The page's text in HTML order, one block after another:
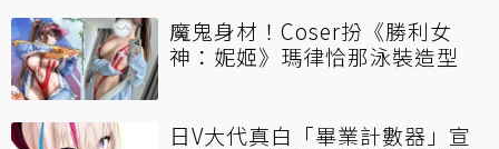
魔鬼身材！Coser扮《勝利女
神：妮姬》瑪律恰那泳裝造型
日V大代真白「畢業計數器」宣